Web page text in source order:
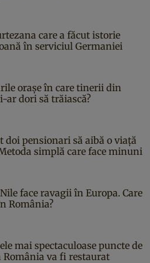
care a făcut istorie
în serviciul Germaniei
orașe în care tinerii din
ar dori să trăiască?
doi pensionari să aibă o viață
simplă care face minuni
face ravagii în Europa. Care
România?
mai spectaculoase puncte de
România va fi restaurat